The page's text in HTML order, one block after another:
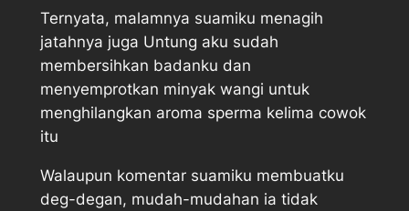
Ternyata, malamnya suamiku menagih
jatahnya juga Untung aku sudah
membersihkan badanku dan
menyemprotkan minyak wangi untuk
menghilangkan aroma sperma kelima cowok
itu
Walaupun komentar suamiku membuatku
deg-degan, mudah-mudahan ia tidak